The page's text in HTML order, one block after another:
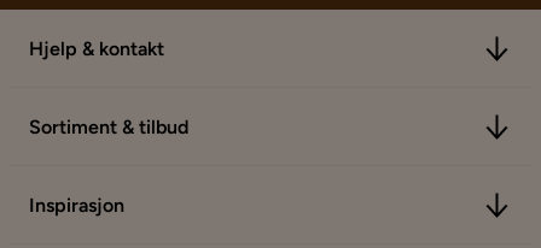
Hjelp & kontakt
Sortiment & tilbud
Inspirasjon